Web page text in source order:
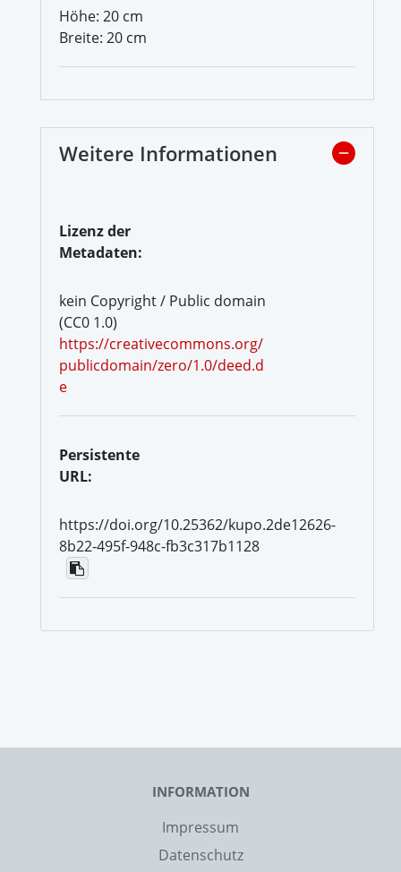
Höhe: 20 cm
Breite: 20 cm
Weitere Informationen
Lizenz der
Metadaten:
kein Copyright / Public domain
(CC0 1.0)
https://creativecommons.org/
publicdomain/zero/1.0/deed.d
e
Persistente
URL:
https://doi.org/10.25362/kupo.2de12626-
8b22-495f-948c-fb3c317b1128
INFORMATION
Impressum
Datenschutz